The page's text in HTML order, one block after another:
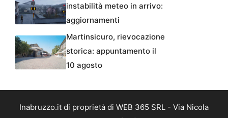
instabilità meteo in arrivo:
aggiornamenti
Martinsicuro, rievocazione
storica: appuntamento il
10 agosto
Inabruzzo.it di proprietà di WEB 365 SRL - Via Nicola